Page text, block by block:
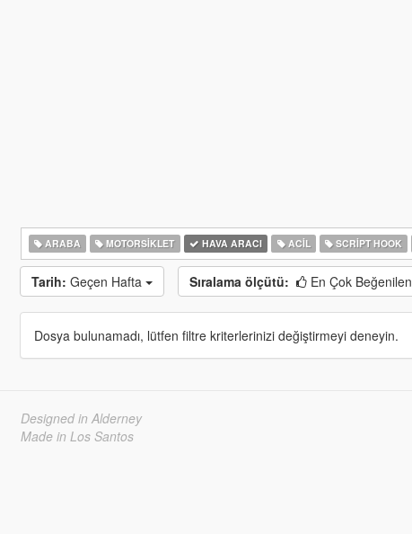
ARABA MOTORSIKLET HAVA ARACI ACIL SCRIPT HOOK
Tarih: Geçen Hafta Sıralama ölçütü: En Çok Beğenilen
Dosya bulunamadı, lütfen filtre kriterlerinizi değiştirmeyi deneyin.
Designed in Alderney
Made in Los Santos